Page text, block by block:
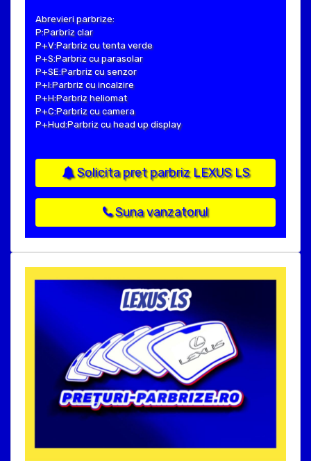
Abrevieri parbrize:
P:Parbriz clar
P+V:Parbriz cu tenta verde
P+S:Parbriz cu parasolar
P+SE:Parbriz cu senzor
P+I:Parbriz cu incalzire
P+H:Parbriz heliomat
P+C:Parbriz cu camera
P+Hud:Parbriz cu head up display
Solicita pret parbriz LEXUS LS
Suna vanzatorul